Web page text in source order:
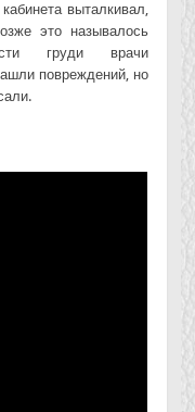
выталкивал,
это называлось
груди врачи
повреждений, но